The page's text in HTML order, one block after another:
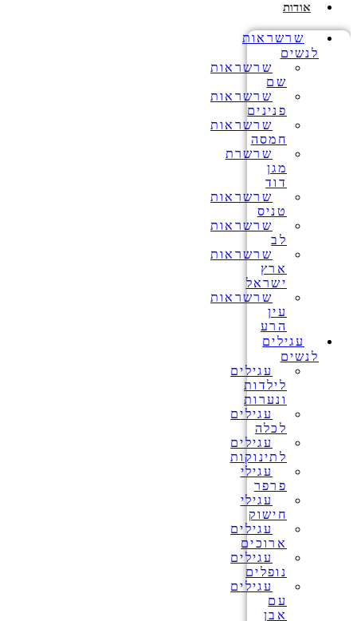
אודות
שרשראות
לנשים
שרשראות
שם
שרשראות
פנינים
שרשראות
חמסה
שרשרת
מגן
דוד
שרשראות
טניס
שרשראות
לב
שרשראות
ארץ
ישראל
שרשראות
עין
הרע
עגילים
לנשים
עגילים
לילדות
ונערות
עגילים
לכלה
עגילים
לתינוקות
עגילי
פרפר
עגילי
חישוק
עגילים
ארוכים
עגילים
נופלים
עגילים
עם
אבן